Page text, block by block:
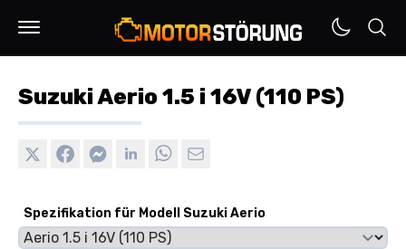
Suzuki Aerio 1.5 i 16V (110 PS)
Spezifikation für Modell Suzuki Aerio